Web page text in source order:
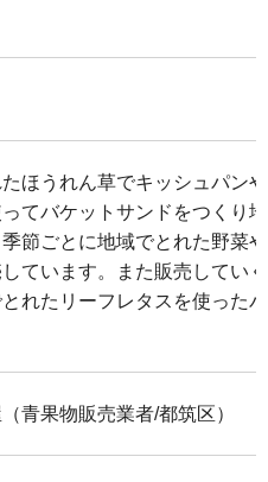
ほうれん草でキッシュパン
てバケットサンドをつくり
節ごとに地域でとれた野菜
ています。また販売してい
れたリーフレタスを使った
青果物販売業者/都筑区）